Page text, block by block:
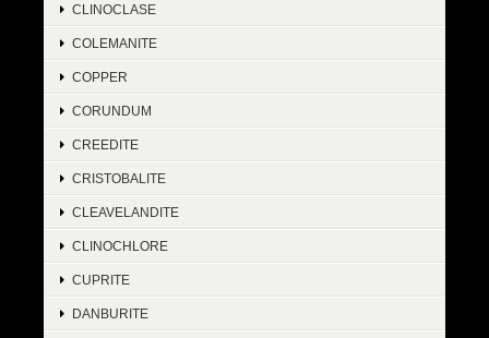
CLINOCLASE
COLEMANITE
COPPER
CORUNDUM
CREEDITE
CRISTOBALITE
CLEAVELANDITE
CLINOCHLORE
CUPRITE
DANBURITE